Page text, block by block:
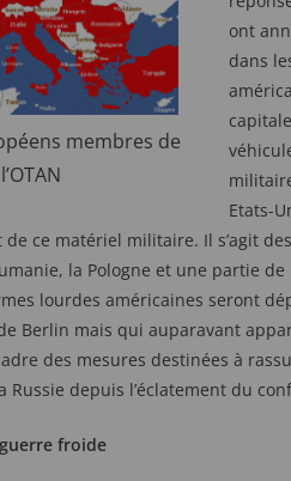
membres de
l’OTAN
ont
dans
Etats-
ce matériel militaire. Il s’agit
la Pologne et une partie
lourdes américaines seront
Berlin mais qui auparavant
des mesures destinées à
Russie depuis l’éclatement du
froide